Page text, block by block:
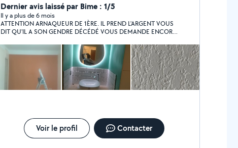
Dernier avis laissé par Bime : 1/5
Il y a plus de 6 mois
ATTENTION ARNAQUEUR DE 1ÈRE. IL PREND L'ARGENT VOUS
DIT QU'IL A SON GENDRE DÉCÉDÉ VOUS DEMANDE ENCORE
DISPARAÎT. ESSAYEZ DE L'APPELER SON NUMERO NE REPOND
PLUS 07 44 81 62 37 PETIT MINABLE AVEC ERWAN. 1 ETOILE
CAR ON NE PEUT PAS FAIRE AUTREMENT
Voir le profil Contacter